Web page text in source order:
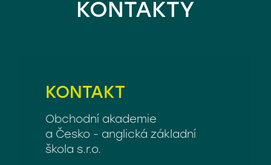
KONTAKTY
KONTAKT
Obchodní akademie
a Česko - anglická základní
škola s.r.o.